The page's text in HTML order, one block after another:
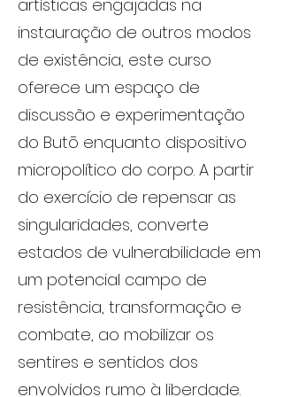
artísticas engajadas na
instauração de outros modos
de existência, este curso
oferece um espaço de
discussão e experimentação
do Butō enquanto dispositivo
micropolítico do corpo. A partir
do exercício de repensar as
singularidades, converte
estados de vulnerabilidade em
um potencial campo de
resistência, transformação e
combate, ao mobilizar os
sentires e sentidos dos
envolvidos rumo à liberdade.